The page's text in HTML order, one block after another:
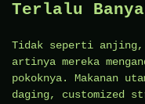
Terlalu
Tidak seperti anjing,
artinya mereka
pokoknya. Makanan
daging, customized